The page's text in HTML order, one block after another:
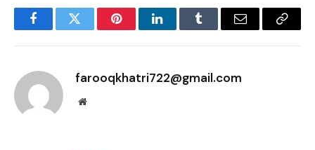
FacebookTwitter PinterestLinkedInTumblr Email
Copy
farooqkhatri722@gmail.com
Website